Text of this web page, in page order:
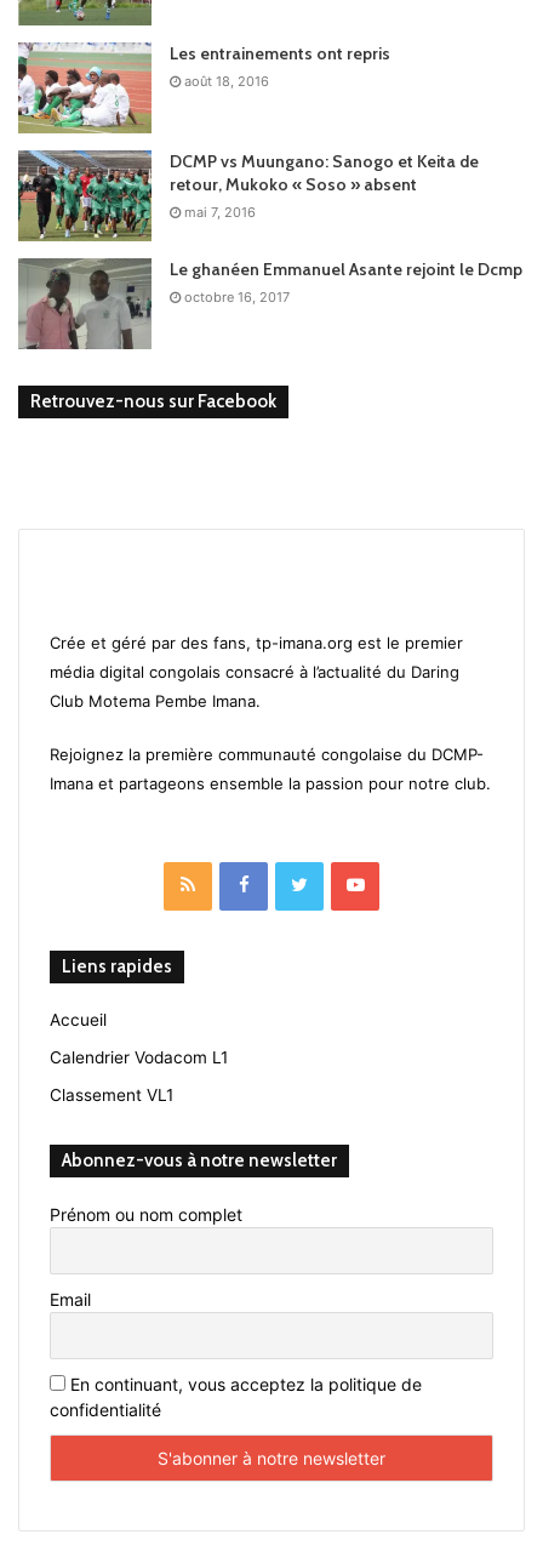
Les entrainements ont repris
août 18, 2016
DCMP vs Muungano: Sanogo et Keita de
retour, Mukoko « Soso » absent
mai 7, 2016
Le ghanéen Emmanuel Asante rejoint le Dcmp
octobre 16, 2017
Retrouvez-nous sur Facebook
Crée et géré par des fans, tp-imana.org est le premier
média digital congolais consacré à l’actualité du Daring
Club Motema Pembe Imana.
Rejoignez la première communauté congolaise du DCMP-
Imana et partageons ensemble la passion pour notre club.
RSS FacebookTwitterYouTube
Liens rapides
Accueil
Calendrier Vodacom L1
Classement VL1
Abonnez-vous à notre newsletter
Prénom ou nom complet
Email
En continuant, vous acceptez la politique de
confidentialité